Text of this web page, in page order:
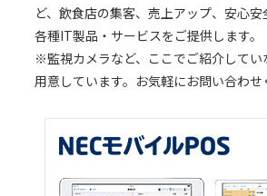
ど、飲食店の集客、売上アップ、安心
各種IT製品・サービスをご提供します。
※監視カメラなど、ここでご紹介してい
用意しています。お気軽にお問い合わせ